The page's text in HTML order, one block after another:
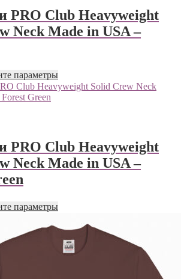
выбрать
на
странице
PRO Club Heavyweight
Neck Made in USA –
параметрыЭтот
товар
имеет
выбрать
на
странице
PRO Club Heavyweight
Neck Made in USA –
параметрыЭтот
имеет
вариаций.